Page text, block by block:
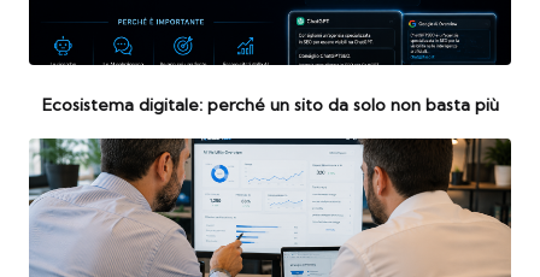
Ecosistema digitale: perché un sito da solo non basta più